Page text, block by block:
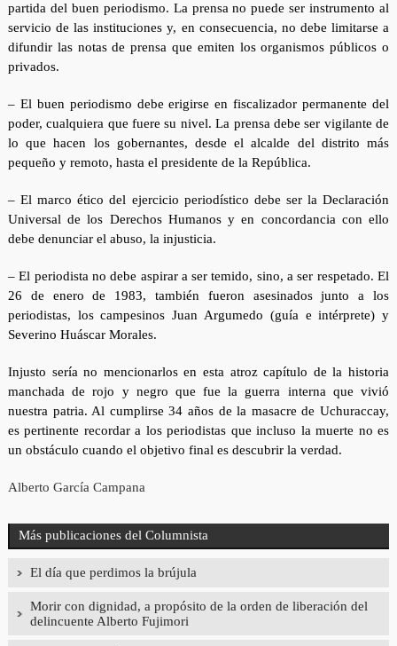
partida del buen periodismo. La prensa no puede ser instrumento al
servicio de las instituciones y, en consecuencia, no debe limitarse a
difundir las notas de prensa que emiten los organismos públicos o
privados.
– El buen periodismo debe erigirse en fiscalizador permanente del
poder, cualquiera que fuere su nivel. La prensa debe ser vigilante de
lo que hacen los gobernantes, desde el alcalde del distrito más
pequeño y remoto, hasta el presidente de la República.
– El marco ético del ejercicio periodístico debe ser la Declaración
Universal de los Derechos Humanos y en concordancia con ello
debe denunciar el abuso, la injusticia.
– El periodista no debe aspirar a ser temido, sino, a ser respetado. El
26 de enero de 1983, también fueron asesinados junto a los
periodistas, los campesinos Juan Argumedo (guía e intérprete) y
Severino Huáscar Morales.
Injusto sería no mencionarlos en esta atroz capítulo de la historia
manchada de rojo y negro que fue la guerra interna que vivió
nuestra patria. Al cumplirse 34 años de la masacre de Uchuraccay,
es pertinente recordar a los periodistas que incluso la muerte no es
un obstáculo cuando el objetivo final es descubrir la verdad.
Alberto García Campana
Más publicaciones del Columnista
El día que perdimos la brújula
Morir con dignidad, a propósito de la orden de liberación del
delincuente Alberto Fujimori